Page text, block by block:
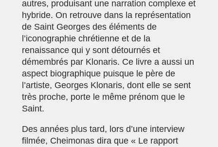
autres, produisant une narration complexe et
hybride. On retrouve dans la représentation
de Saint Georges des éléments de
l’iconographie chrétienne et de la
renaissance qui y sont détournés et
démembrés par Klonaris. Ce livre a aussi un
aspect biographique puisque le père de
l’artiste, Georges Klonaris, dont elle se sent
très proche, porte le même prénom que le
Saint.
Des années plus tard, lors d’une interview
filmée, Cheimonas dira que « Le rapport